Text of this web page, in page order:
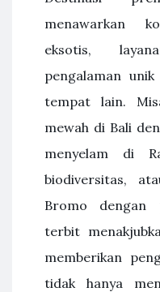
menawarkan
eksotis,
pengalaman
tempat lain.
mewah di Bali
menyelam di
biodiversitas,
Bromo dengan
terbit
memberikan
tidak hanya